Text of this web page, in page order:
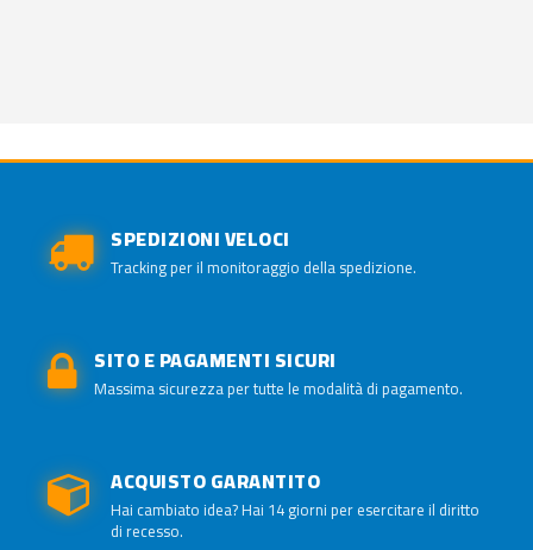
SPEDIZIONI VELOCI
Tracking per il monitoraggio della spedizione.
SITO E PAGAMENTI SICURI
Massima sicurezza per tutte le modalità di pagamento.
ACQUISTO GARANTITO
Hai cambiato idea? Hai 14 giorni per esercitare il diritto
di recesso.